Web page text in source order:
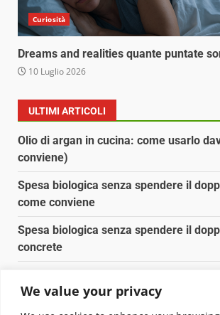
We value your privacy
Curiosità
Dreams and realities quante puntate
10 Luglio 2026
ULTIMI ARTICOLI
Olio di argan in cucina: come usarlo
conviene)
Spesa biologica senza spendere il
come conviene
Spesa biologica senza spendere il
concrete
Pulizia naturale della casa: 3 ingredienti